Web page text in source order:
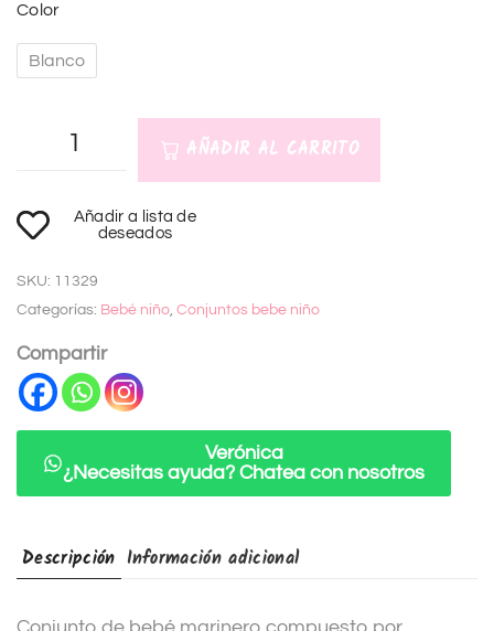
Color
Blanco
AÑADIR AL CARRITO
l
e
r
n
a
Añadir a lista de
deseados
SKU: 11329
Categorías: Bebé niño, Conjuntos bebe niño
Compartir
Verónica
¿Necesitas ayuda? Chatea con nosotros
Descripción Información adicional